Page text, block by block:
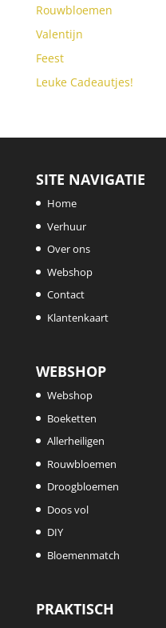
Rouwbloemen
Valentijn
Feest
Leuke Cadeautjes!
SITE NAVIGATIE
Home
Verhuur
Over ons
Webshop
Contact
Klantenkaart
WEBSHOP
Webshop
Boeketten
Allerheiligen
Rouwbloemen
Droogbloemen
Doos vol
DIY
Bloemenmatch
PRAKTISCH